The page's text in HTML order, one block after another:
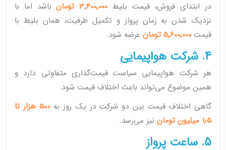
در ابتدای فروش، قیمت بلیط 3٬400٬000 تومان
باشد اما با
نزدیک شدن به زمان پرواز و تکمیل ظرفیت، همان بلیط با
قیمت 5٬600٬000 تومان عرضه شود.
4. شرکت هواپیمایی
هر شرکت هواپیمایی سیاست قیمت‌گذاری متفاوتی دارد و
همین موضوع می‌تواند باعث اختلاف قیمت شود.
گاهی اختلاف قیمت بین دو شرکت در یک روز به
500 هزار تا
1٫5 میلیون تومان
نیز می‌رسد.
5. ساعت پرواز